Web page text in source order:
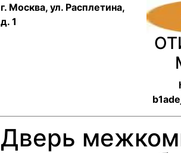
г. Москва, ул. Расплетина,
д. 1
Дверь